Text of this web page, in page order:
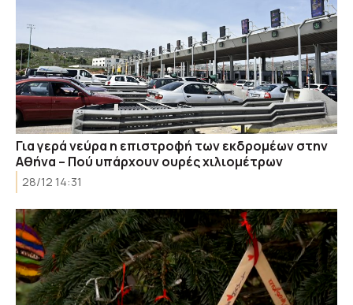
Για γερά νεύρα η επιστροφή των εκδρομέων στην
Αθήνα – Πού υπάρχουν ουρές χιλιομέτρων
28/12 14:31